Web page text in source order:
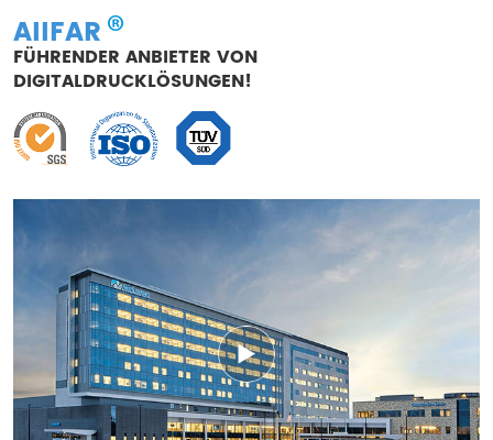
AIIFAR
FÜHRENDER ANBIETER VON
DIGITALDRUCKLÖSUNGEN!